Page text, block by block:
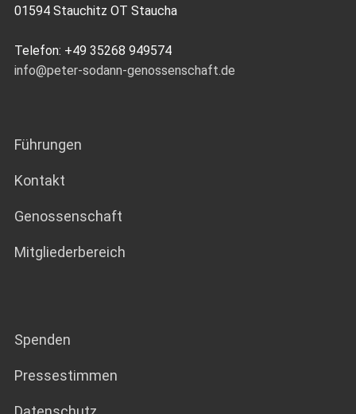
01594 Stauchitz OT Staucha
Telefon: +49 35268 949574
info@peter-sodann-genossenschaft.de
Führungen
Kontakt
Genossenschaft
Mitgliederbereich
Spenden
Pressestimmen